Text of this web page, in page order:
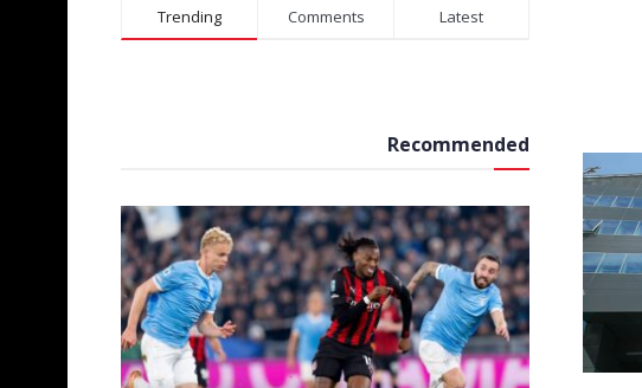
Trending Comments Latest
Recommended